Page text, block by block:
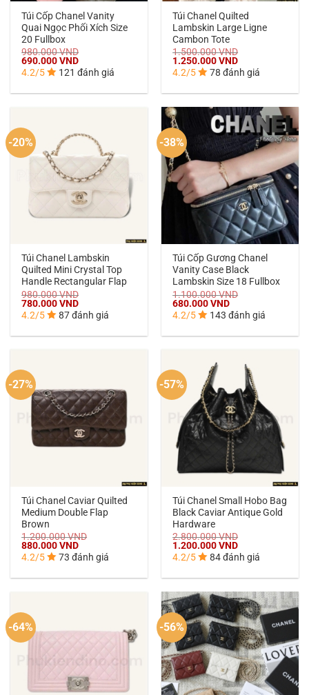
Túi Cốp Chanel Vanity
Quai Ngọc Phối Xích Size
20 Fullbox
980.000VND
Giá
gốc
là:
690.000VNDGiá
hiện
tại
690.000 VND.
4.2/5 121 đánh giá
Túi Chanel Quilted
Lambskin Large Ligne
Cambon Tote
1.500.000VND
Giá
gốc
là:
1.250.000VNDGiá
hiện
tại
1.250.000 VND.
4.2/5 78 đánh giá
-20%
Túi Chanel Lambskin
Quilted Mini Crystal Top
Handle Rectangular Flap
980.000VND
Giá
gốc
là:
780.000VNDGiá
hiện
tại
780.000 VND.
4.2/5 87 đánh giá
-38%
Túi Cốp Gương Chanel
Vanity Case Black
Lambskin Size 18 Fullbox
1.100.000VND
Giá
gốc
là:
680.000VNDGiá
hiện
tại
680.000 VND.
4.2/5 143 đánh giá
-27%
Túi Chanel Caviar Quilted
Medium Double Flap
Brown
1.200.000VND
Giá
gốc
là:
880.000VNDGiá
hiện
tại
880.000 VND.
4.2/5 73 đánh giá
-57%
Túi Chanel Small Hobo Bag
Black Caviar Antique Gold
Hardware
2.800.000VND
Giá
gốc
là:
1.200.000VNDGiá
hiện
tại
1.200.000 VND.
4.2/5 84 đánh giá
-64% -56%